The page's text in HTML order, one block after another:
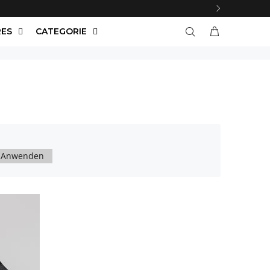
CATEGORIE
Anwenden